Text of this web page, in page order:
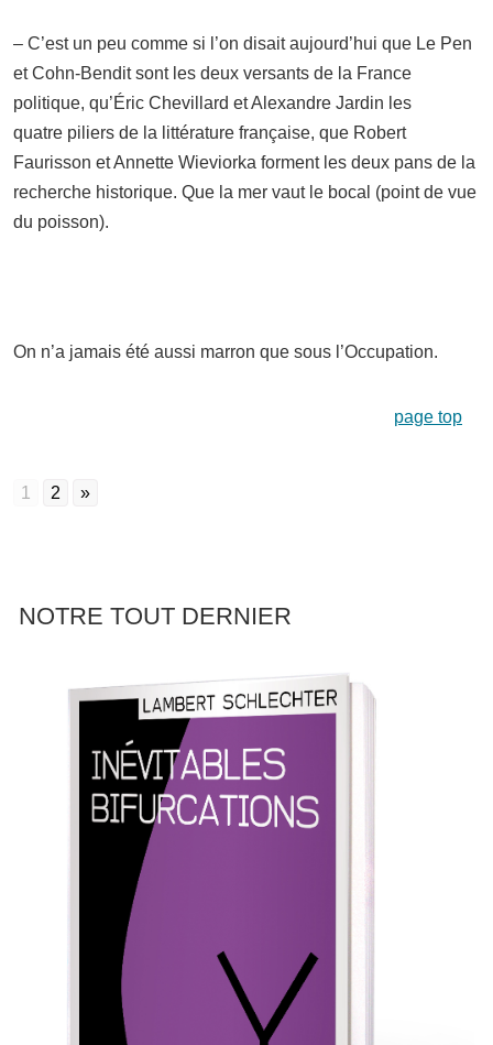
– C’est un peu comme si l’on disait aujourd’hui que Le Pen
et Cohn-Bendit sont les deux versants de la France
politique, qu’Éric Chevillard et Alexandre Jardin les
quatre piliers de la littérature française, que Robert
Faurisson et Annette Wieviorka forment les deux pans de la
recherche historique. Que la mer vaut le bocal (point de vue
du poisson).
On n’a jamais été aussi marron que sous l’Occupation.
page top
1 2 »
NOTRE TOUT DERNIER